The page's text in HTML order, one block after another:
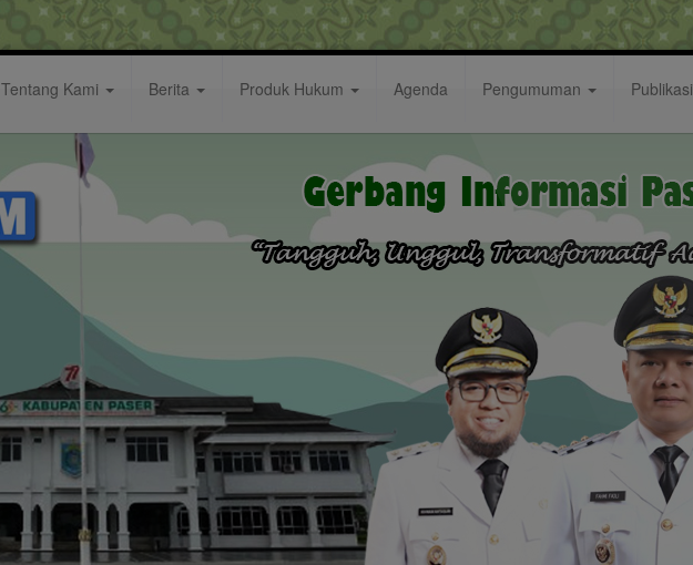
Tentang Kami Berita Produk Hukum Agenda Pengumuman Publikasi